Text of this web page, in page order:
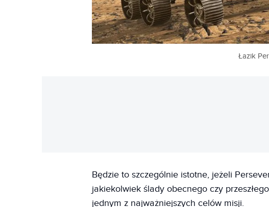
Łazik
Będzie to szczególnie istotne, jeżeli
jakiekolwiek ślady obecnego czy
jednym z najważniejszych celów misji.